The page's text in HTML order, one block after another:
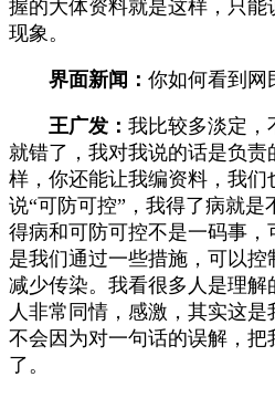
握的大体资料就是这样，只能
现象。
界面新闻： 你如何看到网
王广发： 我比较多淡定，
就错了，我对我说的话是负
样，你还能让我编资料，我
说“可防可控”，我得了病就是
得病和可防可控不是一码事，
是我们通过一些措施，可以
减少传染。我看很多人是理解
人非常同情，感激，其实这是
不会因为对一句话的误解，
了。